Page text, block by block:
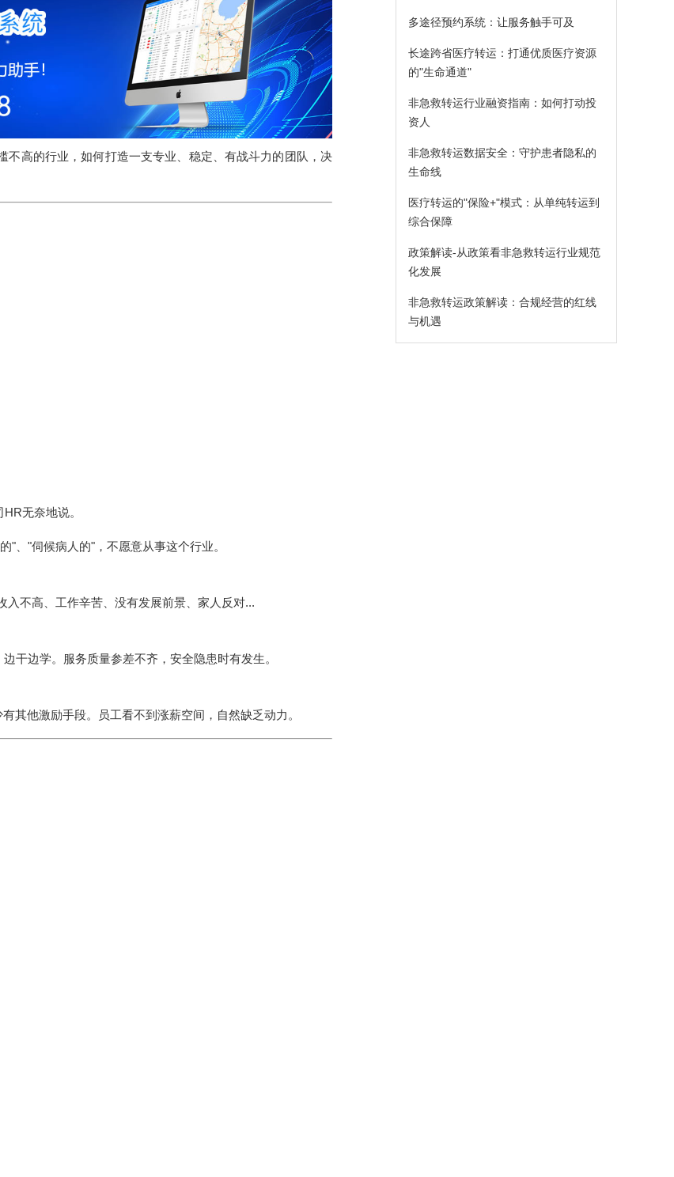
多途径预约系统：让服务触手可及
长途跨省医疗转运：打通优质医疗资源
的"生命通道"
非急救转运行业融资指南：如何打动投
资人
非急救转运数据安全：守护患者隐私的
生命线
医疗转运的"保险+"模式：从单纯转运到
综合保障
政策解读-从政策看非急救转运行业规范
化发展
非急救转运政策解读：合规经营的红线
与机遇
高的行业，如何打造一支专业、稳定、有战斗力的团队，决
无奈地说。
"、"伺候病人的"，不愿意从事这个行业。
不高、工作辛苦、没有发展前景、家人反对...
干边学。服务质量参差不齐，安全隐患时有发生。
其他激励手段。员工看不到涨薪空间，自然缺乏动力。